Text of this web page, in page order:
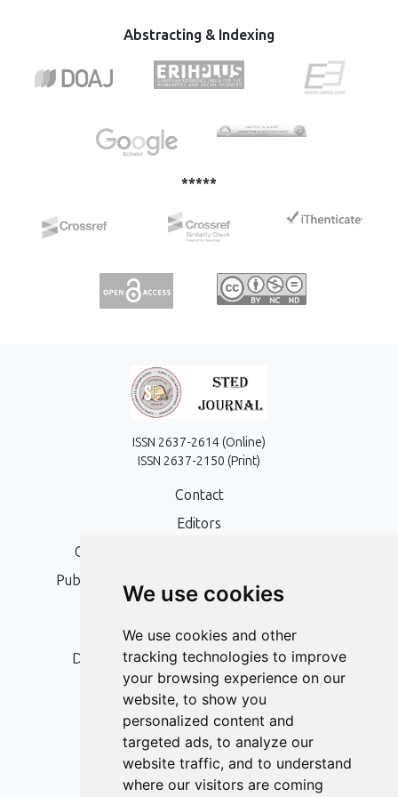
We use cookies
We use cookies and other
tracking technologies to improve
your browsing experience on our
website, to show you
personalized content and
targeted ads, to analyze our
website traffic, and to understand
where our visitors are coming
In this study, patterned scaffolds from various polymers as
polyvinylchloride (PVC) were prepared using micro contact
printing with the soft Lithographic Technique. The
growth was followed by using electron scanning
microscope (SEM). Poly (dimethylsiloxane) (PDMS) molds
materials to transfer the designed patterns. The cell
seeding L929 mouse fibroblasts cells. Neutral Red Uptake
Assay was applied to observe cell growth. The cell growth
patterned surfaces and a significant increase in cell growth
on the surfaces were observed.
Abstracting & Indexing
*****
ISSN 2637-2614 (Online)
ISSN 2637-2150 (Print)
Contact
Editors
Open Access, Copyright Policy and APC
Publication Ethics and Publication Malpractice
Statement
Peer Review Policy
Digital Archiving and Preservation Policy
Editorial Policy
Authors
Keywords
Follow us on social media